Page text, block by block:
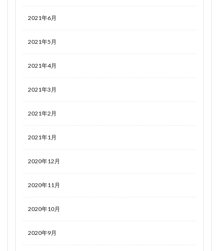
2021年6月
2021年5月
2021年4月
2021年3月
2021年2月
2021年1月
2020年12月
2020年11月
2020年10月
2020年9月